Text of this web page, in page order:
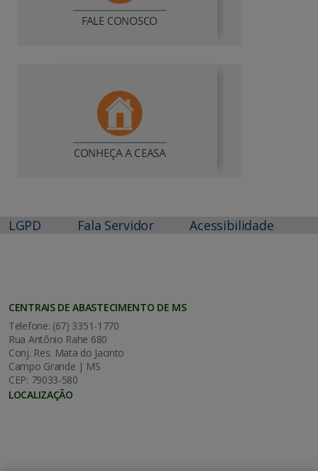
LGPD Fala Servidor Acessibilidade
CENTRAIS DE ABASTECIMENTO DE MS
Telefone: (67) 3351-1770
Rua Antônio Rahe 680
Conj. Res. Mata do Jacinto
Campo Grande | MS
CEP: 79033-580
LOCALIZAÇÃO